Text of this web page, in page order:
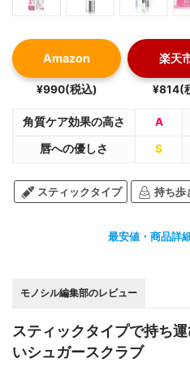
Amazon
¥990(税込)
楽天
¥814(
角質ケア効果の高さ A
唇への優しさ S
スティックタイプ 持ち歩
最安値・商品詳
モノシル編集部のレビュー
スティックタイプで持ち
いシュガースクラブ